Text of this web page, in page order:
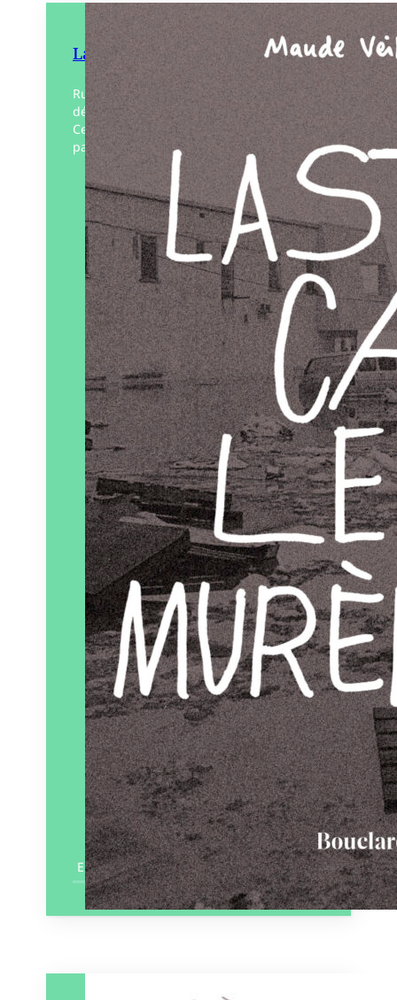
Last call les murènes
Rupture, ennui, solitude, colère, espoirs
déçus et rêve en attente. La vie, juste ça…
Celle d’une fille de la Beauce, quelque
part dans le Québec des rednecks, des…
Éditeur :Bouclard
Paru le05/01/2024
En savoir plus